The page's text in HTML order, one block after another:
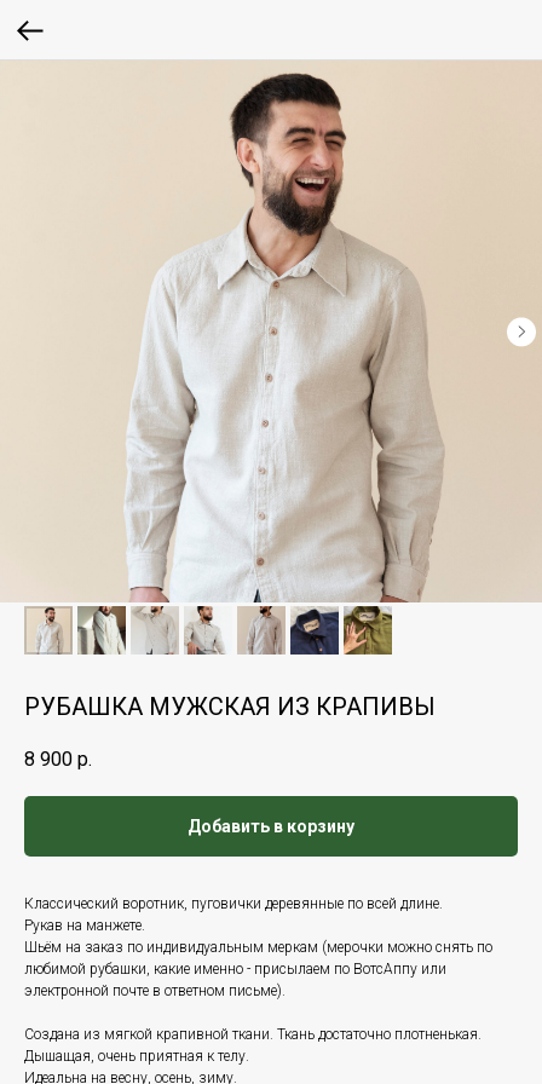
РУБАШКА МУЖСКАЯ ИЗ КРАПИВЫ
8 900 р.
Добавить в корзину
Классический воротник, пуговички деревянные по всей длине.
Рукав на манжете.
Шьём на заказ по индивидуальным меркам (мерочки можно снять по
любимой рубашки, какие именно - присылаем по ВотсАппу или
электронной почте в ответном письме).
Создана из мягкой крапивной ткани. Ткань достаточно плотненькая.
Дышащая, очень приятная к телу.
Идеальна на весну, осень, зиму.